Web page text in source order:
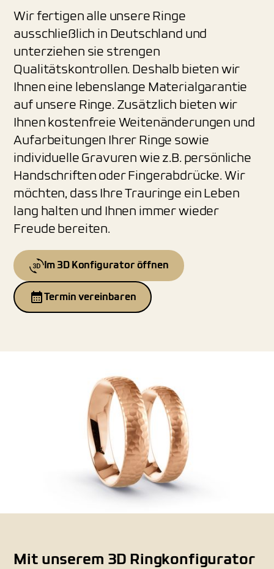
Wir fertigen alle unsere Ringe
ausschließlich in Deutschland und
unterziehen sie strengen
Qualitätskontrollen. Deshalb bieten wir
Ihnen eine lebenslange Materialgarantie
auf unsere Ringe. Zusätzlich bieten wir
Ihnen kostenfreie Weitenänderungen und
Aufarbeitungen Ihrer Ringe sowie
individuelle Gravuren wie z.B. persönliche
Handschriften oder Fingerabdrücke. Wir
möchten, dass Ihre Trauringe ein Leben
lang halten und Ihnen immer wieder
Freude bereiten.
Im 3D Konfigurator öffnen
Termin vereinbaren
Mit unserem 3D Ringkonfigurator